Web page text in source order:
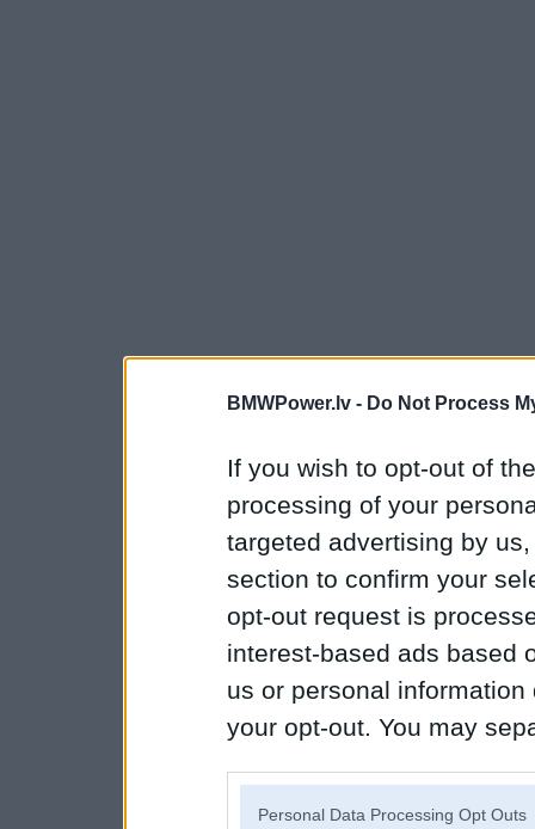
BMWPower.lv - Do Not Process
If you wish to opt-out of
processing of your
targeted advertising by
section to confirm your
opt-out request is
interest-based ads based
us or personal
your opt-out. You may
Personal Data Processing Opt Outs